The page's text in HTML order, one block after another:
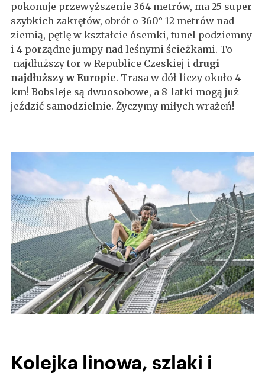
pokonuje przewyższenie 364 metrów, ma 25 super
szybkich zakrętów, obrót o 360° 12 metrów nad
ziemią, pętlę w kształcie ósemki, tunel podziemny
i 4 porządne jumpy nad leśnymi ścieżkami. To
najdłuższy tor w Republice Czeskiej i drugi
najdłuższy w Europie. Trasa w dół liczy około 4
km! Bobsleje są dwuosobowe, a 8-latki mogą już
jeździć samodzielnie. Życzymy miłych wrażeń!
Kolejka linowa, szlaki i